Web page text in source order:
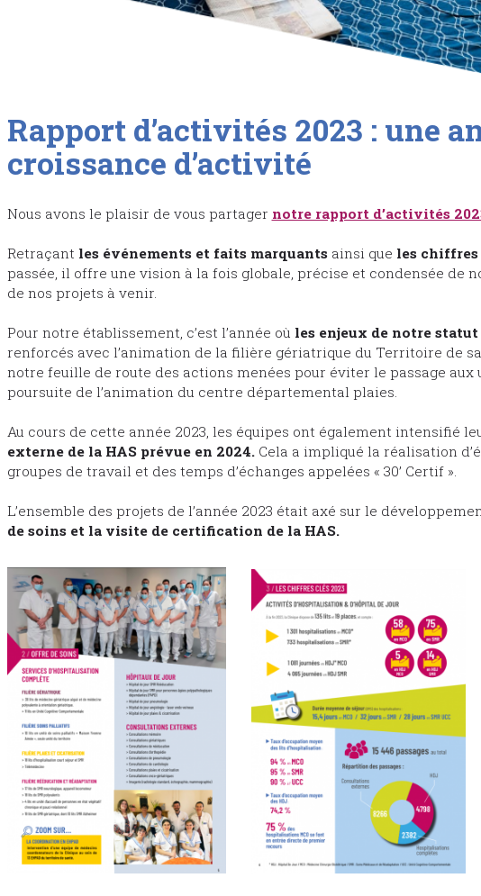
Rapport d’activités 2023 : une
croissance d’activité
Nous avons le plaisir de vous partager notre rapport d’activités
Retraçant les événements et faits marquantsainsi que les
passée, il offre une vision à la fois globale, précise et condensée de
de nos projets à venir.
Pour notre établissement, c’est l’année où les enjeux de notre
renforcés avec l’animation de la filière gériatrique du Territoire de
notre feuille de route des actions menées pour éviter le passage aux
poursuite de l’animation du centre départemental plaies.
Au cours de cette année 2023, les équipes ont également intensifié
externe de la HAS prévue en 2024.Cela a impliqué la réalisation
groupes de travail et des temps d’échanges appelées « 30’ Certif ».
L’ensemble des projets de l’année 2023 était axé sur le
de soins et la visite de certification de la HAS.